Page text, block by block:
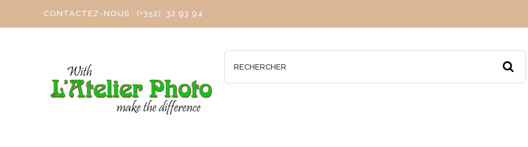
CONTACTEZ-NOUS : (+352) 32 93 94